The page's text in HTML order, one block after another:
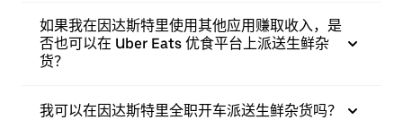
如果我在因达斯特里使用其他应用赚取收入，是
否也可以在 Uber Eats 优食平台上派送生鲜杂
货？
我可以在因达斯特里全职开车派送生鲜杂货吗？